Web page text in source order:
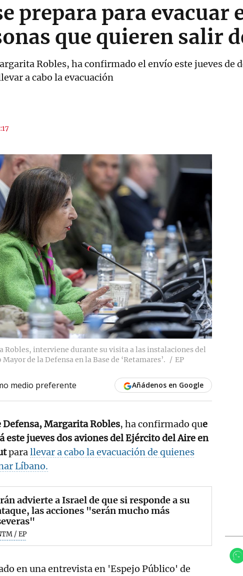
prepara para evacuar
que quieren salir
Robles, ha confirmado el envío este jueves de
a cabo la evacuación
Robles, interviene durante su visita a las instalaciones del
de la Defensa en la Base de ‘Retamares’.
EP
medio preferente Añádenos en Google
Margarita Robles, ha confirmado que
este jueves dos aviones del Ejército del Aire en
parallevar a cabo la evacuación de quienes
Líbano.
advierte a Israel de que si responde a su
las acciones "serán mucho más
/ EP
en una entrevista en 'Espejo Público' de